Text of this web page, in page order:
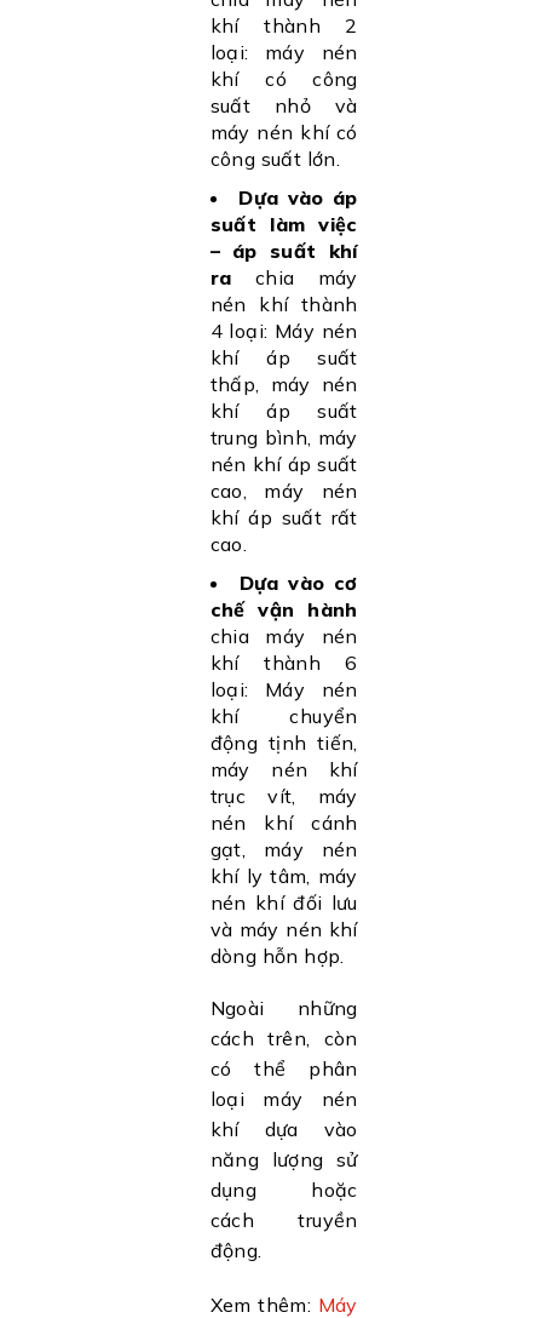
khí thành 2
loại: máy nén
khí có công
suất nhỏ và
máy nén khí có
công suất lớn.
Dựa vào áp
suất làm việc
– áp suất khí
ra chia máy
nén khí thành
4 loại: Máy nén
khí áp suất
thấp, máy nén
khí áp suất
trung bình, máy
nén khí áp suất
cao, máy nén
khí áp suất rất
cao.
Dựa vào cơ
chế vận hành
chia máy nén
khí thành 6
loại: Máy nén
khí chuyển
động tịnh tiến,
máy nén khí
trục vít, máy
nén khí cánh
gạt, máy nén
khí ly tâm, máy
nén khí đối lưu
và máy nén khí
dòng hỗn hợp.
Ngoài những
cách trên, còn
có thể phân
loại máy nén
khí dựa vào
năng lượng sử
dụng hoặc
cách truyền
động.
Xem thêm: Máy